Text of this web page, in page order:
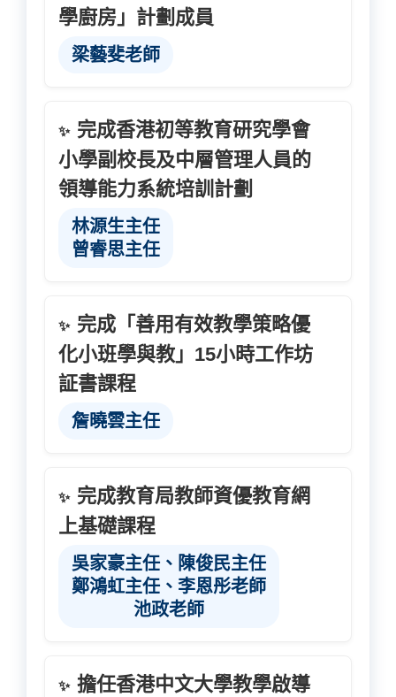
學廚房」計劃成員
梁藝斐老師
✨ 完成香港初等教育研究學會
小學副校長及中層管理人員的
領導能力系統培訓計劃
林源生主任
曾睿思主任
✨ 完成「善用有效教學策略優
化小班學與教」15小時工作坊
証書課程
詹曉雲主任
✨ 完成教育局教師資優教育網
上基礎課程
吳家豪主任、陳俊民主任
鄭鴻虹主任、李恩彤老師
池政老師
✨ 擔任香港中文大學教學啟導